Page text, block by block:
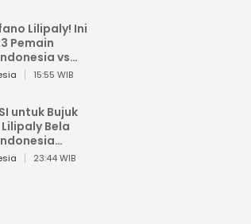
Lilipaly! Ini
Pemain
vs
15:55 WIB
untuk Bujuk
Bela
Berantakan
23:44 WIB